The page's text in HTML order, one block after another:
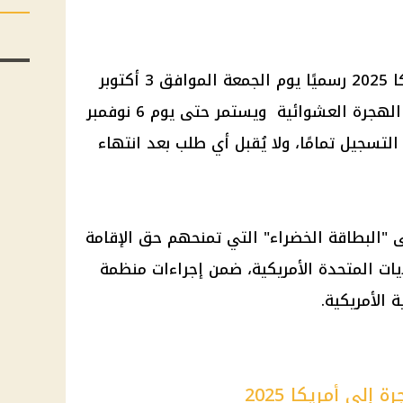
بدأ التسجيل في الهجرة إلى أمريكا 2025 رسميًا يوم الجمعة الموافق 3 أكتوبر
2025، عبر الموقع الرسمي لبرنامج الهجرة العشوائية ويستمر حتى يوم 6 نوفمبر
التسجيل تمامًا، ولا يُقبل أي طلب بعد انتهاء
"البطاقة الخضراء" التي تمنحهم حق الإقامة
المتحدة الأمريكية، ضمن إجراءات منظمة
أمريكا 2025